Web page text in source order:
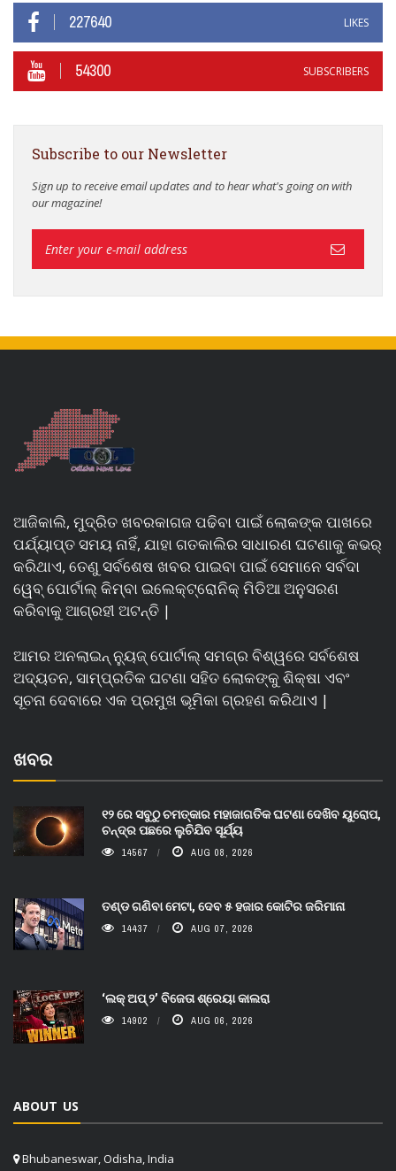
227640 LIKES
54300 SUBSCRIBERS
Subscribe to our Newsletter
Sign up to receive email updates and to hear what's going on with
our magazine!
ଆଜିକାଲି, ମୁଦ୍ରିତ ଖବରକାଗଜ ପଢିବା ପାଇଁ ଲୋକଙ୍କ ପାଖରେ
ପର୍ଯ୍ୟାପ୍ତ ସମୟ ନାହିଁ, ଯାହା ଗତକାଲିର ସାଧାରଣ ଘଟଣାକୁ କଭର୍
କରିଥାଏ, ତେଣୁ ସର୍ବଶେଷ ଖବର ପାଇବା ପାଇଁ ସେମାନେ ସର୍ବଦା
ୱେବ୍ ପୋର୍ଟାଲ୍ କିମ୍ବା ଇଲେକ୍ଟ୍ରୋନିକ୍ ମିଡିଆ ଅନୁସରଣ
କରିବାକୁ ଆଗ୍ରହୀ ଅଟନ୍ତି |
ଆମର ଅନଲାଇନ୍ ନ୍ୟୁଜ୍ ପୋର୍ଟାଲ୍ ସମଗ୍ର ବିଶ୍ୱରେ ସର୍ବଶେଷ
ଅଦ୍ୟତନ, ସାମ୍ପ୍ରତିକ ଘଟଣା ସହିତ ଲୋକଙ୍କୁ ଶିକ୍ଷା ଏବଂ
ସୂଚନା ଦେବାରେ ଏକ ପ୍ରମୁଖ ଭୂମିକା ଗ୍ରହଣ କରିଥାଏ |
ଖବର
୧୨ ରେ ସବୁଠୁ ଚମତ୍କାର ମହାଜାଗତିକ ଘଟଣା ଦେଖିବ ୟୁରୋପ,
ଚନ୍ଦ୍ର ପଛରେ ଲୁଚିଯିବ ସୂର୍ଯ୍ୟ
14567 AUG 08, 2026
ତଣ୍ଡ ଗଣିବା ମେଟା, ଦେବ ୫ ହଜାର କୋଟିର ଜରିମାନା
14437 AUG 07, 2026
‘ଲକ୍ ଅପ୍ ୨’ ବିଜେତା ଶ୍ରେୟା କାଲରା
14902 AUG 06, 2026
ABOUT US
Bhubaneswar, Odisha, India